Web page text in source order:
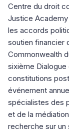
Centre du droit
Justice
les accords
soutien financier
Commonwealth
sixième Dialogue
constitutions
événement
spécialistes des
et de la
recherche sur